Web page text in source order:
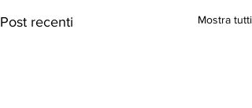
Post recenti Mostra tutti